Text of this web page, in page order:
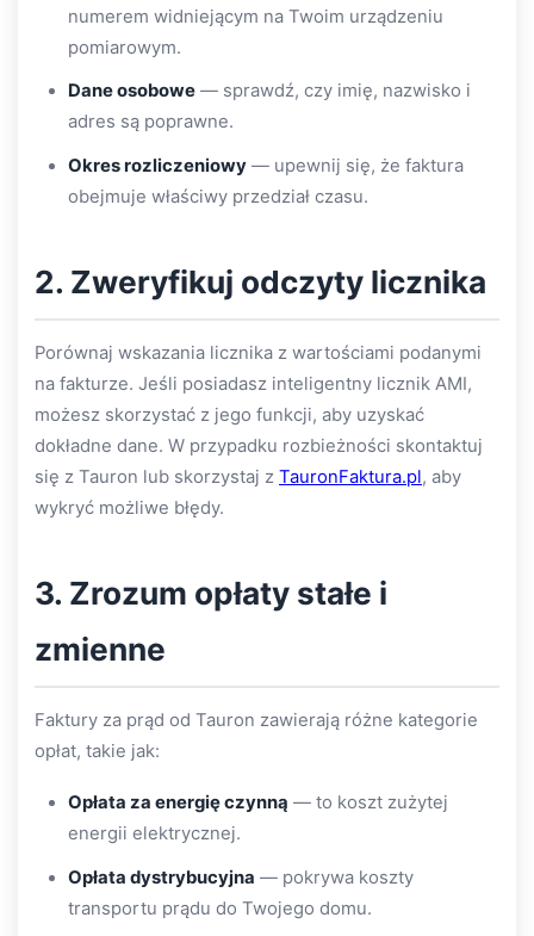
numerem widniejącym na Twoim urządzeniu
pomiarowym.
Dane osobowe — sprawdź, czy imię, nazwisko i
adres są poprawne.
Okres rozliczeniowy — upewnij się, że faktura
obejmuje właściwy przedział czasu.
2. Zweryfikuj odczyty licznika
Porównaj wskazania licznika z wartościami podanymi
na fakturze. Jeśli posiadasz inteligentny licznik AMI,
możesz skorzystać z jego funkcji, aby uzyskać
dokładne dane. W przypadku rozbieżności skontaktuj
się z Tauron lub skorzystaj z TauronFaktura.pl, aby
wykryć możliwe błędy.
3. Zrozum opłaty stałe i
zmienne
Faktury za prąd od Tauron zawierają różne kategorie
opłat, takie jak:
Opłata za energię czynną — to koszt zużytej
energii elektrycznej.
Opłata dystrybucyjna — pokrywa koszty
transportu prądu do Twojego domu.